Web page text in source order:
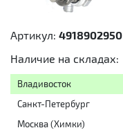
Артикул: 4918902950
Наличие на складах:
Владивосток
Санкт-Петербург
Москва (Химки)